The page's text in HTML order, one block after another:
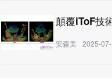
顛覆iToF技
安森美 2025-